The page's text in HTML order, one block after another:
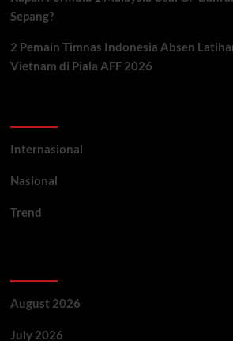
Sepang?
2 Pemain Timnas Indonesia Absen
Vietnam di Piala AFF 2026
Internasional
Nasional
Trend
August 2026
July 2026